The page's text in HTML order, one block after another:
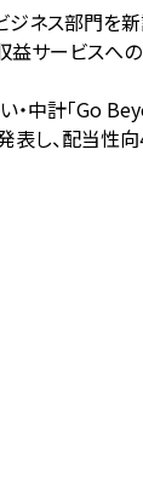
ジネス部門を
益サービスへ
中計「Go
表し、配当性